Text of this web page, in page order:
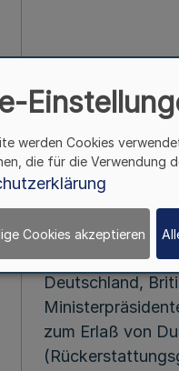
Auf Grund des §
Ausführung des
(BGBl. I S. 885)
Gesetzes Nr. 59
Deutschland,
zum Erlaß von
werden Cookies
die für die Verwendung
Cookies akzeptieren